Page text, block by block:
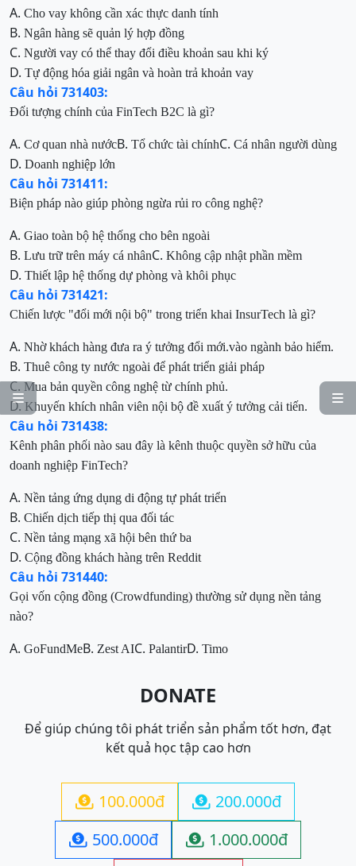


A. Cho vay không cần xác thực danh tính
B. Ngân hàng sẽ quản lý hợp đồng
C. Người vay có thể thay đổi điều khoản sau khi ký
D. Tự động hóa giải ngân và hoàn trả khoản vay
Câu hỏi 731403:
Đối tượng chính của FinTech B2C là gì?
A. Cơ quan nhà nướcB. Tổ chức tài chínhC. Cá nhân người dùng
D. Doanh nghiệp lớn
Câu hỏi 731411:
Biện pháp nào giúp phòng ngừa rủi ro công nghệ?
A. Giao toàn bộ hệ thống cho bên ngoài
B. Lưu trữ trên máy cá nhânC. Không cập nhật phần mềm
D. Thiết lập hệ thống dự phòng và khôi phục
Câu hỏi 731421:
Chiến lược "đổi mới nội bộ" trong triển khai InsurTech là gì?
A. Nhờ khách hàng đưa ra ý tưởng đổi mới.vào ngành bảo hiểm.
B. Thuê công ty nước ngoài để phát triển giải pháp
C.Mua bản quyền công nghệ từ chính phủ.
D.Khuyến khích nhân viên nội bộ đề xuất ý tưởng cải tiến.
Câu hỏi 731438:
Kênh phân phối nào sau đây là kênh thuộc quyền sở hữu của
doanh nghiệp FinTech?
A. Nền tảng ứng dụng di động tự phát triển
B. Chiến dịch tiếp thị qua đối tác
C. Nền tảng mạng xã hội bên thứ ba
D. Cộng đồng khách hàng trên Reddit
Câu hỏi 731440:
Gọi vốn cộng đồng (Crowdfunding) thường sử dụng nền tảng
nào?
A. GoFundMeB. Zest AIC. PalantirD. Timo
DONATE
Để giúp chúng tôi phát triển sản phẩm tốt hơn, đạt
kết quả học tập cao hơn
 100.000đ  200.000đ
 500.000đ  1.000.000đ